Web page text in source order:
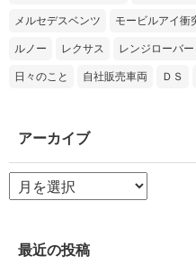
メルセデスベンツ モービルアイ衝
ルノー レクサス レンジローバー
日々のこと 自社販売車両 ＤＳ
アーカイブ
ア
ー
ブ
最近の投稿